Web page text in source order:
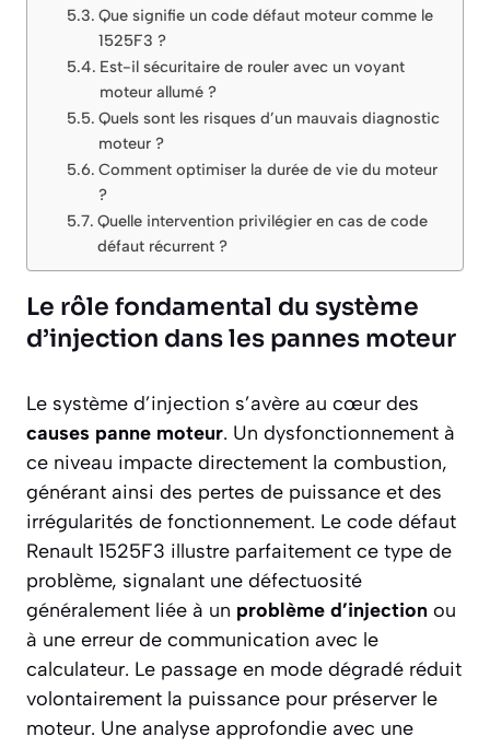
Que signifie un code défaut moteur comme le
1525F3 ?
Est-il sécuritaire de rouler avec un voyant
moteur allumé ?
Quels sont les risques d’un mauvais diagnostic
moteur ?
Comment optimiser la durée de vie du moteur
?
Quelle intervention privilégier en cas de code
défaut récurrent ?
Le rôle fondamental du système
d’injection dans les pannes moteur
Le système d’injection s’avère au cœur des
causes panne moteur. Un dysfonctionnement à
ce niveau impacte directement la combustion,
générant ainsi des pertes de puissance et des
irrégularités de fonctionnement. Le code défaut
Renault 1525F3 illustre parfaitement ce type de
problème, signalant une défectuosité
généralement liée à un problème d’injection ou
à une erreur de communication avec le
calculateur. Le passage en mode dégradé réduit
volontairement la puissance pour préserver le
moteur. Une analyse approfondie avec une